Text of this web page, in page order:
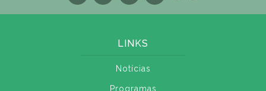
LINKS
Notícias
Programas